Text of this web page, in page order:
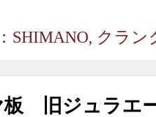
SHIMANO, クラン
板 旧ジュラエ